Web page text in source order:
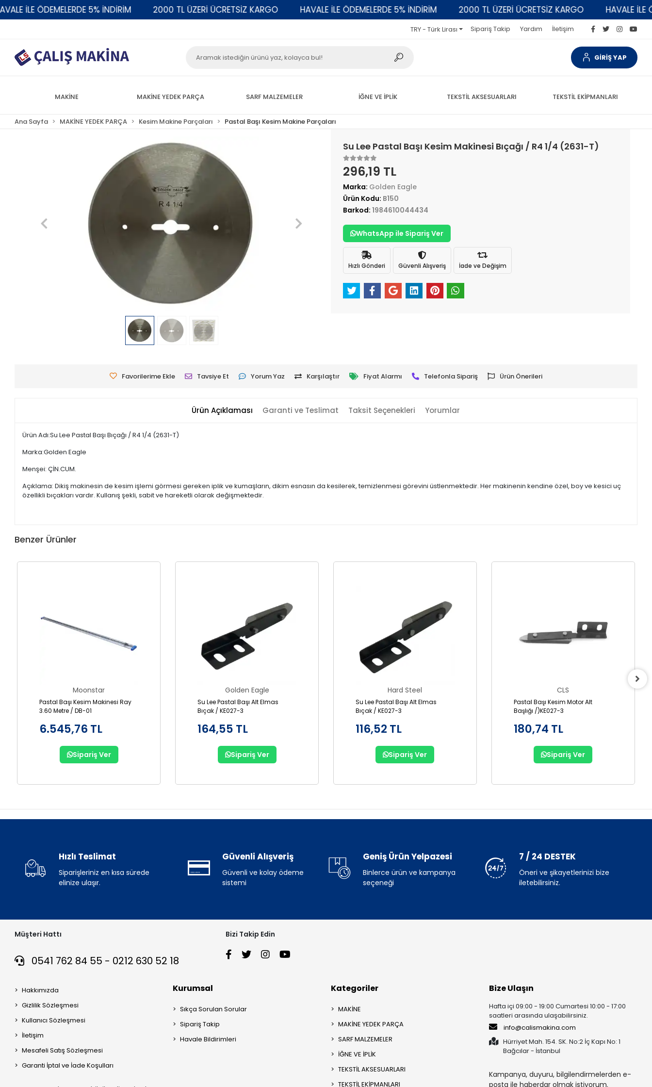
İLE ÖDEMELERDE 5% İNDİRİM 2000 TL ÜZERİ ÜCRETSİZ KARGO HAVALE İLE ÖDEMELERDE 5% İNDİRİM 2000 TL ÜZERİ ÜCRETSİZ KARGO HAVALE İLE
TRY - Türk Lirası Sipariş Takip Yardım İletişim
GİRİŞ YAP
MAKİNE MAKİNE YEDEK PARÇA SARF MALZEMELER İĞNE VE İPLİK TEKSTİL AKSESUARLARI TEKSTİL EKİPMANLARI
Ana Sayfa MAKİNE YEDEK PARÇA Kesim Makine Parçaları Pastal Başı Kesim Makine Parçaları
Su Lee Pastal Başı Kesim Makinesi Bıçağı / R4 1/4 (2631-T)
296,19 TL
Marka: Golden Eagle
Ürün Kodu: B150
Barkod: 1984610044434
WhatsApp ile Sipariş Ver
Hızlı Gönderi Güvenli Alışveriş İade ve Değişim
Favorilerime Ekle Tavsiye Et Yorum Yaz Karşılaştır Fiyat Alarmı Telefonla Sipariş Ürün Önerileri
Ürün Açıklaması Garanti ve Teslimat Taksit Seçenekleri Yorumlar
Ürün Adı:Su Lee Pastal Başı Bıçağı / R4 1/4 (2631-T)
Marka:Golden Eagle
Menşei: ÇİN.CUM.
Açıklama: Dikiş makinesin de kesim işlemi görmesi gereken iplik ve kumaşların, dikim esnasın da kesilerek, temizlenmesi görevini üstlenmektedir. Her makinenin kendine özel, boy ve kesici uç
özellikli bıçakları vardır. Kullanış şekli, sabit ve hareketli olarak değişmektedir.
Benzer Ürünler
Moonstar
Pastal Başı Kesim Makinesi Ray
3.60 Metre / DB-01
6.545,76 TL
Sipariş Ver
Golden Eagle
Su Lee Pastal Başı Alt Elmas
Bıçak / KE027-3
164,55 TL
Sipariş Ver
Hard Steel
Su Lee Pastal Başı Alt Elmas
Bıçak / KE027-3
116,52 TL
Sipariş Ver
CLS
Pastal Başı Kesim Motor Alt
Başlığı /)KE027-3
180,74 TL
Sipariş Ver
Hızlı Teslimat
Siparişleriniz en kısa sürede
elinize ulaşır.
Güvenli Alışveriş
Güvenli ve kolay ödeme
sistemi
Geniş Ürün Yelpazesi
Binlerce ürün ve kampanya
seçeneği
7 / 24 DESTEK
Öneri ve şikayetlerinizi bize
iletebilirsiniz.
Müşteri Hattı
0541 762 84 55 - 0212 630 52 18
Bizi Takip Edin
Hakkımızda
Gizlilik Sözleşmesi
Kullanıcı Sözleşmesi
İletişim
Mesafeli Satış Sözleşmesi
Garanti İptal ve İade Koşulları
Kurumsal
Sıkça Sorulan Sorular
Sipariş Takip
Havale Bildirimleri
Kategoriler
MAKİNE
MAKİNE YEDEK PARÇA
SARF MALZEMELER
İĞNE VE İPLİK
TEKSTİL AKSESUARLARI
TEKSTİL EKİPMANLARI
Bize Ulaşın
Hafta içi 09:00 - 19:00 Cumartesi 10:00 - 17:00
saatleri arasında ulaşabilirsiniz.
info@calismakina.com
Hürriyet Mah. 154. SK. No:2 İç Kapı No: 1
Bağcılar - İstanbul
Kampanya, duyuru, bilgilendirmelerden e-
posta ile haberdar olmak istiyorum.